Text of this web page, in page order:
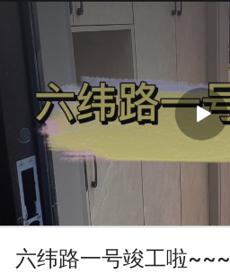
六纬路一号竣工啦~~~